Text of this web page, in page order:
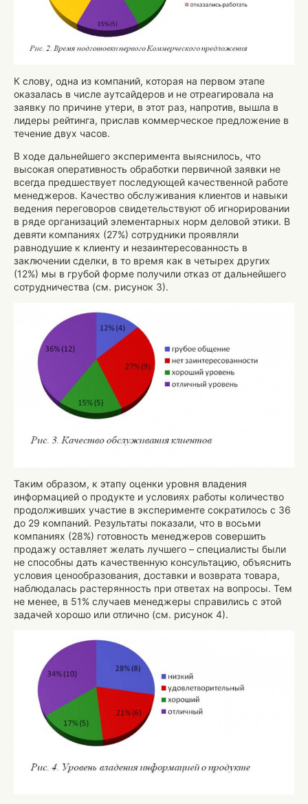
К слову, одна из компаний, которая на первом этапе
оказалась в числе аутсайдеров и не отреагировала на
заявку по причине утери, в этот раз, напротив, вышла в
лидеры рейтинга, прислав коммерческое предложение в
течение двух часов.
В ходе дальнейшего эксперимента выяснилось, что
высокая оперативность обработки первичной заявки не
всегда предшествует последующей качественной работе
менеджеров. Качество обслуживания клиентов и навыки
ведения переговоров свидетельствуют об игнорировании
в ряде организаций элементарных норм деловой этики. В
девяти компаниях (27%) сотрудники проявляли
равнодушие к клиенту и незаинтересованность в
заключении сделки, в то время как в четырех других
(12%) мы в грубой форме получили отказ от дальнейшего
сотрудничества (см. рисунок 3).
Таким образом, к этапу оценки уровня владения
информацией о продукте и условиях работы количество
продолживших участие в эксперименте сократилось с 36
до 29 компаний. Результаты показали, что в восьми
компаниях (28%) готовность менеджеров совершить
продажу оставляет желать лучшего – специалисты были
не способны дать качественную консультацию, объяснить
условия ценообразования, доставки и возврата товара,
наблюдалась растерянность при ответах на вопросы. Тем
не менее, в 51% случаев менеджеры справились с этой
задачей хорошо или отлично (см. рисунок 4).